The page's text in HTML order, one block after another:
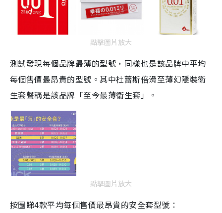
點擊圖片放大
測試發現每個品牌最薄的型號，同樣也是該品牌中平均
每個售價最昂貴的型號。其中杜蕾斯倍滑至薄幻隱裝衛
生套聲稱是該品牌「至今最薄衞生套」。
點擊圖片放大
按圖睇4款平均每個售價最昂貴的安全套型號：